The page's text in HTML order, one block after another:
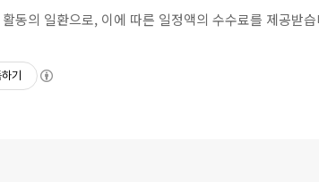
동의 일환으로, 이에 따른 일정액의 수수료를 제공받
기